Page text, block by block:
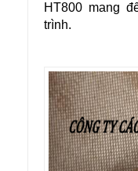
HT800 mang
trình.